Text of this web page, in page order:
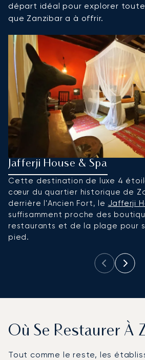
départ idéal pour explorer
que Zanzibar a à offrir.
Jafferji House & Spa
Cette destination de luxe 4
cœur du quartier historique de
derrière l'Ancien Fort, le Jafferji
suffisamment proche des
restaurants et de la plage pour
pied.
Où Se Restaurer À
Tout comme le reste, les